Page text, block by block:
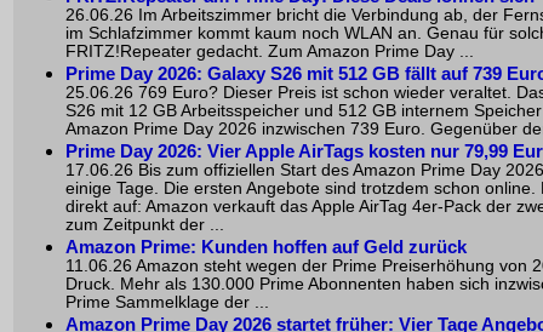
26.06.26 Im Arbeitszimmer bricht die Verbindung ab, der
im Schlafzimmer kommt kaum noch WLAN an. Genau für
FRITZ!Repeater gedacht. Zum Amazon Prime Day ...
Prime Day 2026: Galaxy S26 mit 512 GB fällt auf 739
25.06.26 769 Euro? Dieser Preis ist schon wieder veraltet.
S26 mit 12 GB Arbeitsspeicher und 512 GB internem
Amazon Prime Day 2026 inzwischen 739 Euro. Gegenüber
Prime Day 2026: Vier Apple AirTags kosten nur 79,99
17.06.26 Bis zum offiziellen Start des Amazon Prime Day
einige Tage. Die ersten Angebote sind trotzdem schon online.
direkt auf: Amazon verkauft das Apple AirTag 4er-Pack der
zum Zeitpunkt der ...
Amazon Prime: Kunden hoffen auf Geld zurück
11.06.26 Amazon steht wegen der Prime Preiserhöhung von
Druck. Mehr als 130.000 Prime Abonnenten haben sich
Prime Sammelklage der ...
Amazon Prime Day 2026 startet früher: Vier Tage